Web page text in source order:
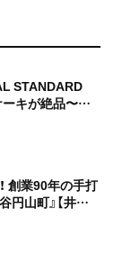
STANDARD
キが絶品〜黒
創業90年の手打
円山町』【井上